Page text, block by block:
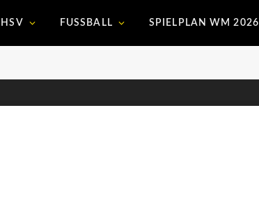
HSV FUSSBALL SPIELPLAN WM 2026